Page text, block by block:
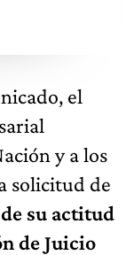
el
y a los
solicitud de
su actitud
de Juicio